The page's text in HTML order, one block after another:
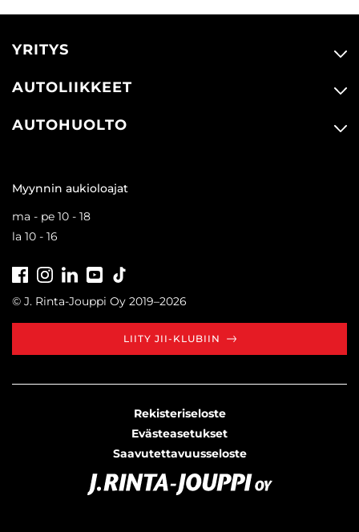
YRITYS
AUTOLIIKKEET
AUTOHUOLTO
Myynnin aukioloajat
ma - pe 10 - 18
la 10 - 16
FacebookInstagramLinkedInYoutube
© J. Rinta-Jouppi Oy 2019–2026
LIITY JII-KLUBIIN
Rekisteriseloste
Evästeasetukset
Saavutettavuusseloste